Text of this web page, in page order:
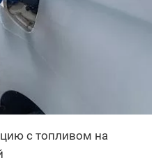
с топливом на